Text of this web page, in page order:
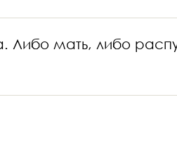
Либо мать, либо